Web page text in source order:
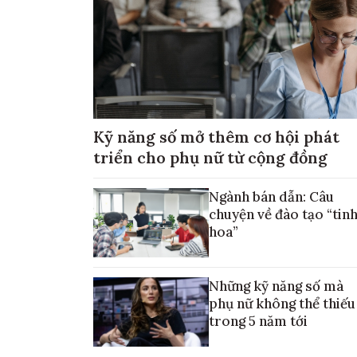
Kỹ năng số mở thêm cơ hội phát
triển cho phụ nữ từ cộng đồng
Ngành bán dẫn: Câu
chuyện về đào tạo “tinh
hoa”
Những kỹ năng số mà
phụ nữ không thể thiếu
trong 5 năm tới